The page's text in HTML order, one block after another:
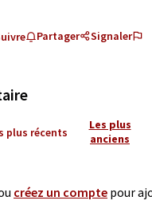
Partager Signaler
plus récents
Les plus
anciens
créez un compte pour